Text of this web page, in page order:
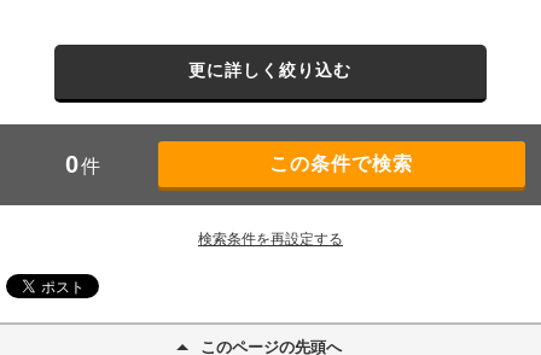
更に詳しく絞り込む
0件
検索条件を再設定する
このページの先頭へ